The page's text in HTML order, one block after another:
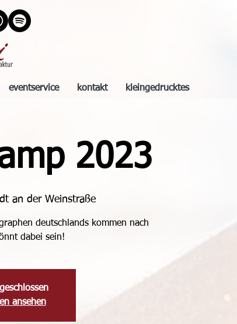
eventservice kontakt kleingedrucktes
2023
an der Weinstraße
deutschlands kommen nach
dabei sein!
ansehen